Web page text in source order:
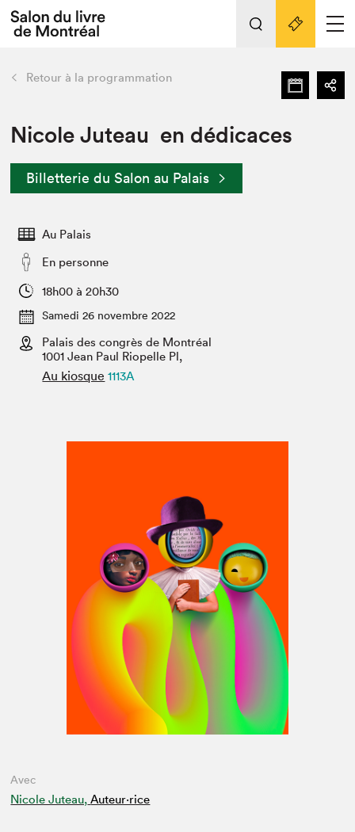
Espace exposant⋅e⋅s
Espace enseignant·e·s
Espace médias
L'événement
Préparer sa visite au Salon
Actualités
SLM PRO
retour Nos activités
Préparer sa visite
Salon dans la ville et en ligne
Projets partenaires
Liens pratiques
Retour à la programmation
Nicole Juteau en dédicaces
Billetterie du Salon au Palais
Au Palais
En personne
18h00 à 20h30
Samedi 26 novembre 2022
Palais des congrès de Montréal
1001 Jean Paul Riopelle Pl,
Au kiosque 1113A
Avec
Nicole Juteau, Auteur·rice